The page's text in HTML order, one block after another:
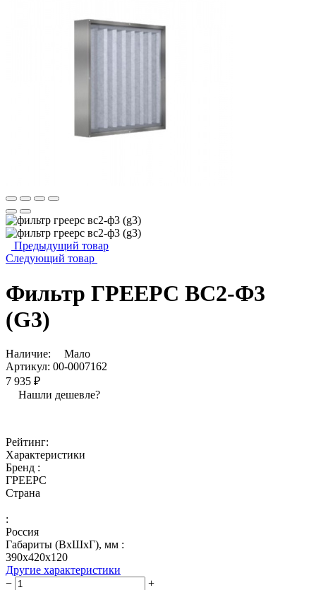
Предыдущий товар
Следующий товар
Фильтр ГРЕЕРС ВС2-Ф3
(G3)
Наличие:
Мало
Артикул: 00-0007162
7 935 ₽
Нашли дешевле?
Рейтинг:
Характеристики
Бренд :
ГРЕЕРС
Страна
:
Россия
Габариты (ВхШхГ), мм :
390х420х120
Другие характеристики
−
+